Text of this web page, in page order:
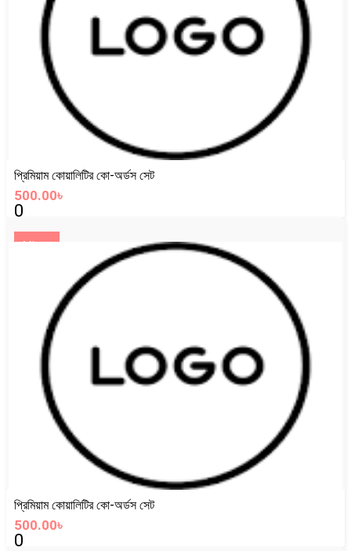
প্রিমিয়াম কোয়ালিটির কো-অর্ডস সেট
500.00৳
0
View
প্রিমিয়াম কোয়ালিটির কো-অর্ডস সেট
500.00৳
0